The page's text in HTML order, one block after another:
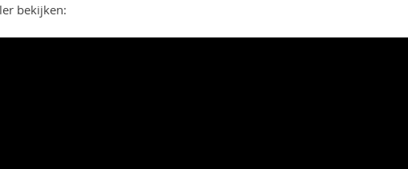
bekijken: